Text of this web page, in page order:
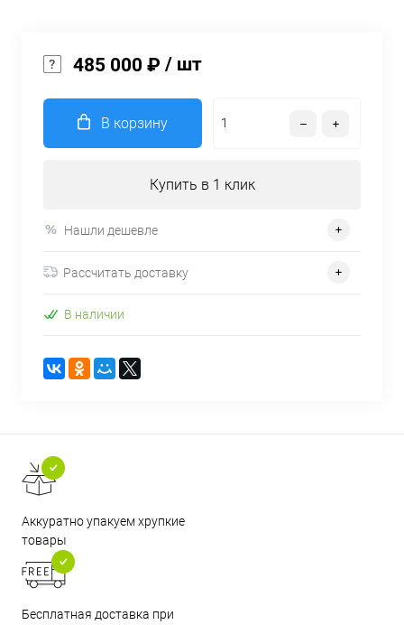
485 000 ₽ / шт
В корзину
Купить в 1 клик
Нашли дешевле
Рассчитать доставку
В наличии
Аккуратно упакуем хрупкие
товары
Бесплатная доставка при